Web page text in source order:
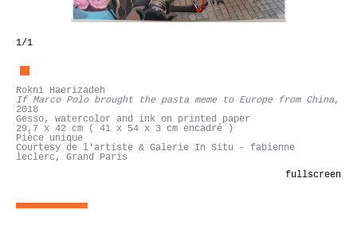
1/1
Rokni Haerizadeh
If Marco Polo brought the pasta meme to Europe from China,
2018
Gesso, watercolor and ink on printed paper
29,7 x 42 cm ( 41 x 54 x 3 cm encadré )
Pièce unique
Courtesy de l'artiste & Galerie In Situ - fabienne
leclerc, Grand Paris
fullscreen